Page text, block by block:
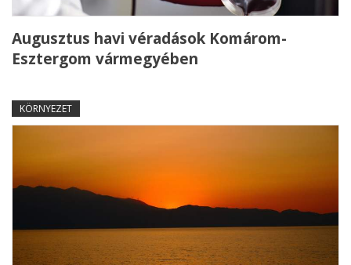
Augusztus havi véradások Komárom-
Esztergom vármegyében
KÖRNYEZET